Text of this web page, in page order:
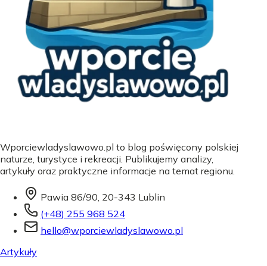
Wporciewladyslawowo.pl to blog poświęcony polskiej
naturze, turystyce i rekreacji. Publikujemy analizy,
artykuły oraz praktyczne informacje na temat regionu.
Pawia 86/90, 20-343 Lublin
(+48) 255 968 524
hello@wporciewladyslawowo.pl
Artykuły